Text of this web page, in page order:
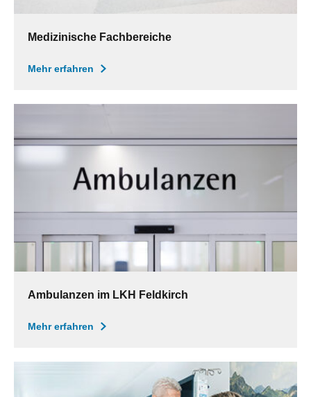
Medizinische Fachbereiche
Mehr erfahren
Ambulanzen im LKH Feldkirch
Mehr erfahren